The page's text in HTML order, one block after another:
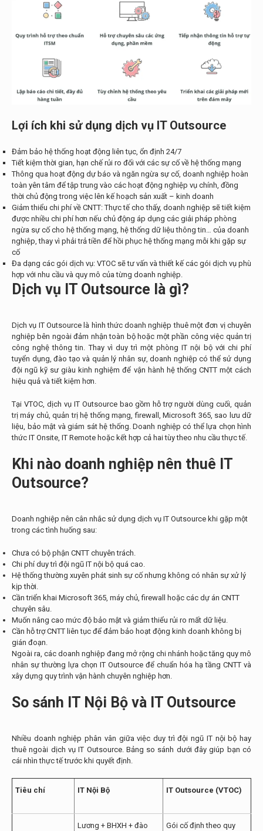
Lợi ích khi sử dụng dịch vụ IT Outsource
Đảm bảo hệ thống hoạt động liên tục, ổn định 24/7
Tiết kiệm thời gian, hạn chế rủi ro đối với các sự cố về hệ thống mạng
Thông qua hoạt động dự báo và ngăn ngừa sự cố, doanh nghiệp hoàn
toàn yên tâm để tập trung vào các hoạt động nghiệp vụ chính, đồng
thời chủ động trong việc lên kế hoạch sản xuất – kinh doanh
Giảm thiểu chi phí về CNTT: Thực tế cho thấy, doanh nghiệp sẽ tiết kiệm
được nhiều chi phí hơn nếu chủ động áp dụng các giải pháp phòng
ngừa sự cố cho hệ thống mạng, hệ thống dữ liệu thông tin… của doanh
nghiệp, thay vì phải trả tiền để hồi phục hệ thống mạng mỗi khi gặp sự
cố
Đa dạng các gói dịch vụ: VTOC sẽ tư vấn và thiết kế các gói dịch vụ phù
hợp với nhu cầu và quy mô của từng doanh nghiệp.
Dịch vụ IT Outsource là gì?
Dịch vụ IT Outsource là hình thức doanh nghiệp thuê một đơn vị chuyên
nghiệp bên ngoài đảm nhận toàn bộ hoặc một phần công việc quản trị
công nghệ thông tin. Thay vì duy trì một phòng IT nội bộ với chi phí
tuyển dụng, đào tạo và quản lý nhân sự, doanh nghiệp có thể sử dụng
đội ngũ kỹ sư giàu kinh nghiệm để vận hành hệ thống CNTT một cách
hiệu quả và tiết kiệm hơn.
Tại VTOC, dịch vụ IT Outsource bao gồm hỗ trợ người dùng cuối, quản
trị máy chủ, quản trị hệ thống mạng, firewall, Microsoft 365, sao lưu dữ
liệu, bảo mật và giám sát hệ thống. Doanh nghiệp có thể lựa chọn hình
thức IT Onsite, IT Remote hoặc kết hợp cả hai tùy theo nhu cầu thực tế.
Khi nào doanh nghiệp nên thuê IT
Outsource?
Doanh nghiệp nên cân nhắc sử dụng dịch vụ IT Outsource khi gặp một
trong các tình huống sau:
Chưa có bộ phận CNTT chuyên trách.
Chi phí duy trì đội ngũ IT nội bộ quá cao.
Hệ thống thường xuyên phát sinh sự cố nhưng không có nhân sự xử lý
kịp thời.
Cần triển khai Microsoft 365, máy chủ, firewall hoặc các dự án CNTT
chuyên sâu.
Muốn nâng cao mức độ bảo mật và giảm thiểu rủi ro mất dữ liệu.
Cần hỗ trợ CNTT liên tục để đảm bảo hoạt động kinh doanh không bị
gián đoạn.
Ngoài ra, các doanh nghiệp đang mở rộng chi nhánh hoặc tăng quy mô
nhân sự thường lựa chọn IT Outsource để chuẩn hóa hạ tầng CNTT và
xây dựng quy trình vận hành chuyên nghiệp hơn.
So sánh IT Nội Bộ và IT Outsource
Nhiều doanh nghiệp phân vân giữa việc duy trì đội ngũ IT nội bộ hay
thuê ngoài dịch vụ IT Outsource. Bảng so sánh dưới đây giúp bạn có
cái nhìn thực tế trước khi quyết định.
Tiêu chí IT Nội Bộ IT Outsource (VTOC)
Lương + BHXH + đào
Gói cố định theo quy